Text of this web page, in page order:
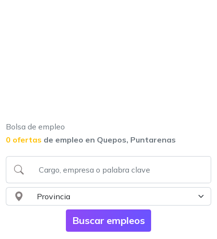
Bolsa de empleo
0 ofertas de empleo en Quepos, Puntarenas